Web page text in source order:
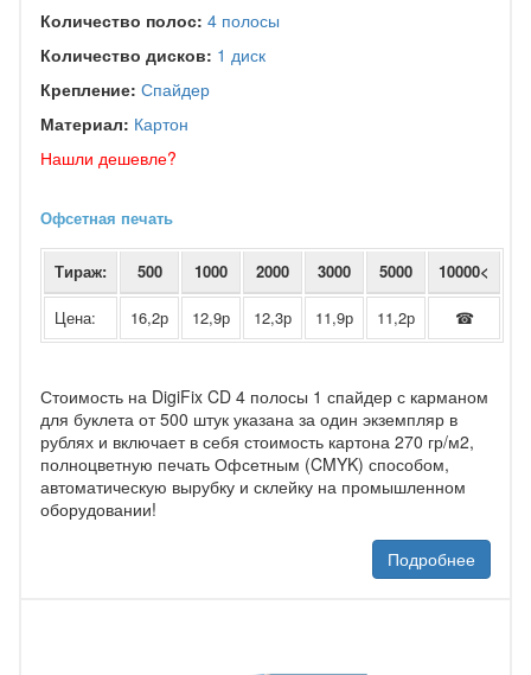
Количество полос: 4 полосы
Количество дисков: 1 диск
Крепление: Спайдер
Материал: Картон
Нашли дешевле?
Офсетная печать
Тираж: 500 1000 2000 3000 5000 10000<
Цена: 16,2р 12,9р 12,3р 11,9р 11,2р ☎
Стоимость на DigiFix CD 4 полосы 1 спайдер с карманом
для буклета от 500 штук указана за один экземпляр в
рублях и включает в себя стоимость картона 270 гр/м2,
полноцветную печать Офсетным (CMYK) способом,
автоматическую вырубку и склейку на промышленном
оборудовании!
Подробнее